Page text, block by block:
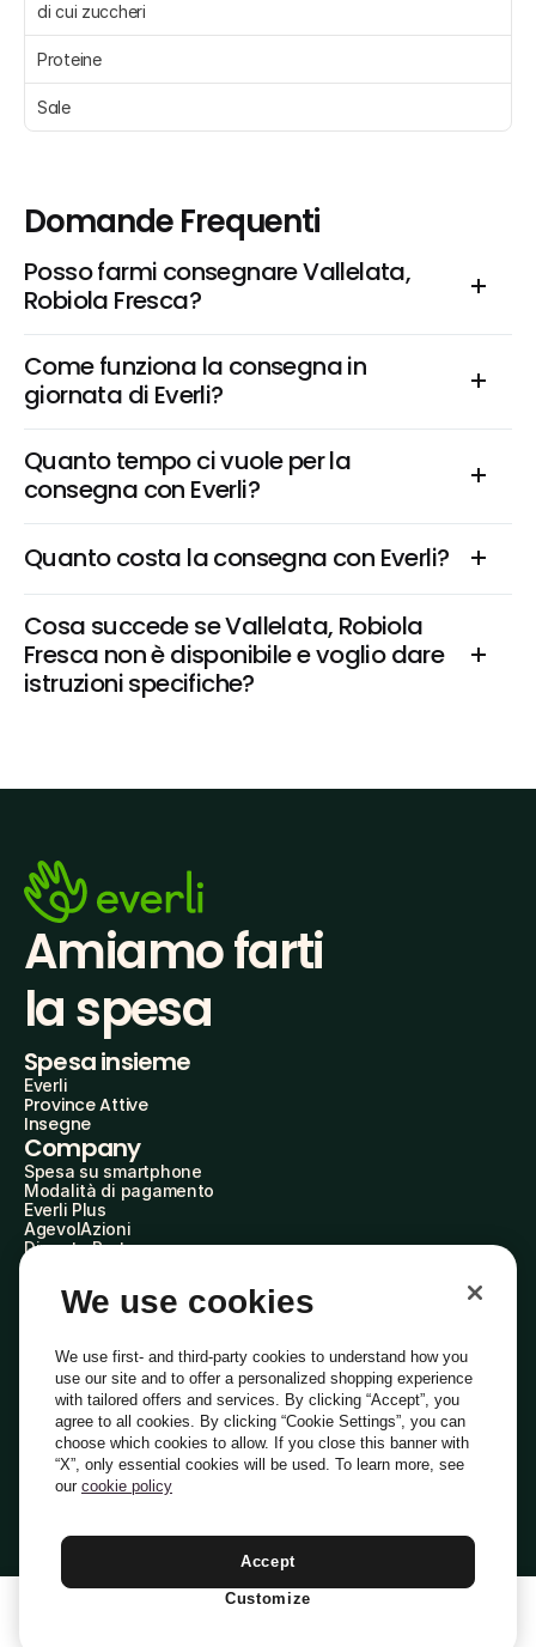
di cui zuccheri
Proteine
Sale
Domande Frequenti
Posso farmi consegnare Vallelata,
Robiola Fresca?
Come funziona la consegna in
giornata di Everli?
Quanto tempo ci vuole per la
consegna con Everli?
Quanto costa la consegna con Everli?
Cosa succede se Vallelata, Robiola
Fresca non è disponibile e voglio dare
istruzioni specifiche?
Amiamo farti
la spesa
Spesa insieme
Everli
Province Attive
Insegne
Company
Spesa su smartphone
Modalità di pagamento
Everli Plus
AgevolAzioni
Diventa Partner
Everli Shoppers
About Us
Everli News
Domande frequenti
Lavora con noi
Diventa Shopper
Investitori
PrivacyCookiePreferenze Cookie
Termini e CondizioniCodice Etico
Indirizzo PEC: everli@pec.it - indirizzo DPO: dpo@everli.com
Italiano
We use cookies
We use first- and third-party cookies to understand how you
use our site and to offer a personalized shopping experience
with tailored offers and services. By clicking “Accept”, you
agree to all cookies. By clicking “Cookie Settings”, you can
choose which cookies to allow. If you close this banner with
“X”, only essential cookies will be used. To learn more, see
our cookie policy
Accept
Customize